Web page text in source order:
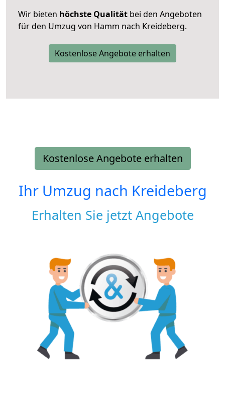
Wir bieten höchste Qualität bei den Angeboten
für den Umzug von Hamm nach Kreideberg.
Kostenlose Angebote erhalten
Kostenlose Angebote erhalten
Ihr Umzug nach Kreideberg
Erhalten Sie jetzt Angebote